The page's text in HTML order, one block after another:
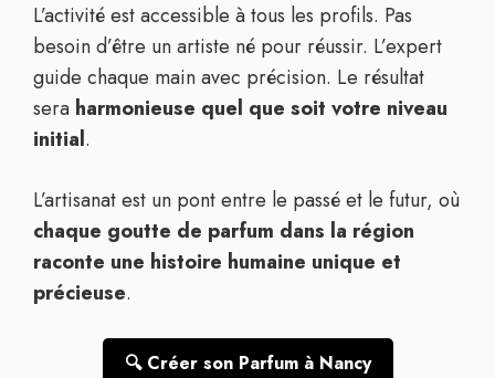
L’activité est accessible à tous les profils. Pas
besoin d’être un artiste né pour réussir. L’expert
guide chaque main avec précision. Le résultat
sera harmonieuse quel que soit votre niveau
initial.
L’artisanat est un pont entre le passé et le futur, où
chaque goutte de parfum dans la région
raconte une histoire humaine unique et
précieuse.
🔍 Créer son Parfum à Nancy